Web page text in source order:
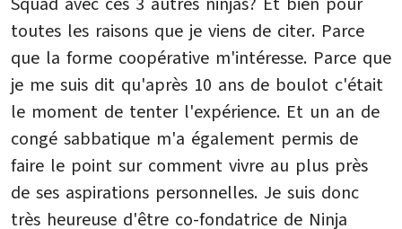
toutes les raisons que je viens de citer. Parce
que la forme coopérative m'intéresse. Parce que
je me suis dit qu'après 10 ans de boulot c'était
le moment de tenter l'expérience. Et un an de
congé sabbatique m'a également permis de
faire le point sur comment vivre au plus près
de ses aspirations personnelles. Je suis donc
très heureuse d'être co-fondatrice de Ninja